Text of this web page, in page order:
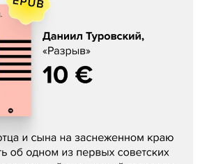
«Разрыв»